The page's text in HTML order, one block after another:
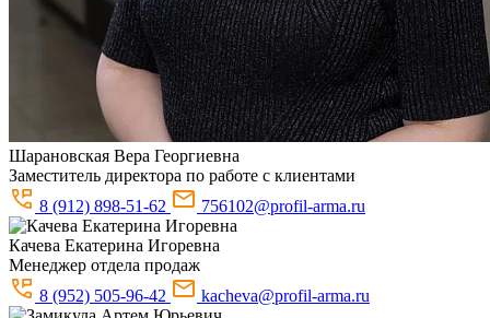
Шарановская Вера Георгиевна
Заместитель директора по работе с клиентами
8 (912) 898-51-62
756102@profil-arma.ru
Качева Екатерина Игоревна
Менеджер отдела продаж
8 (952) 505-96-42
kacheva@profil-arma.ru